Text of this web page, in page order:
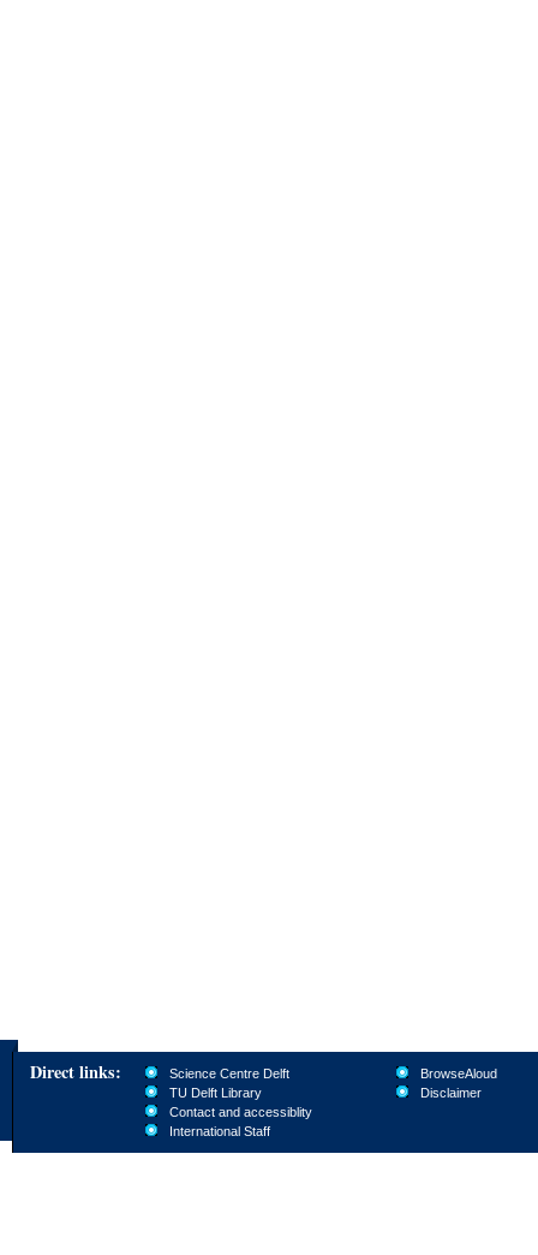
Direct links:
Science Centre Delft
TU Delft Library
Contact and accessiblity
International Staff
BrowseAloud
Disclaimer